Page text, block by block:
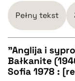
pobierz cytat
Pełny tekst
CZYSTY TEKST
"Anglija i
Bałkanite
Sofia 1978 :